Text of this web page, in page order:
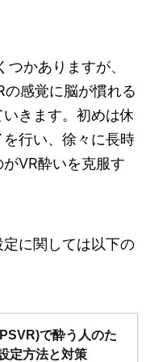
かありますが、
の感覚に脳が慣れる
きます。初めは休
行い、徐々に長時
VR酔いを克服す
に関しては以下の
で酔う人のた
定方法と対策